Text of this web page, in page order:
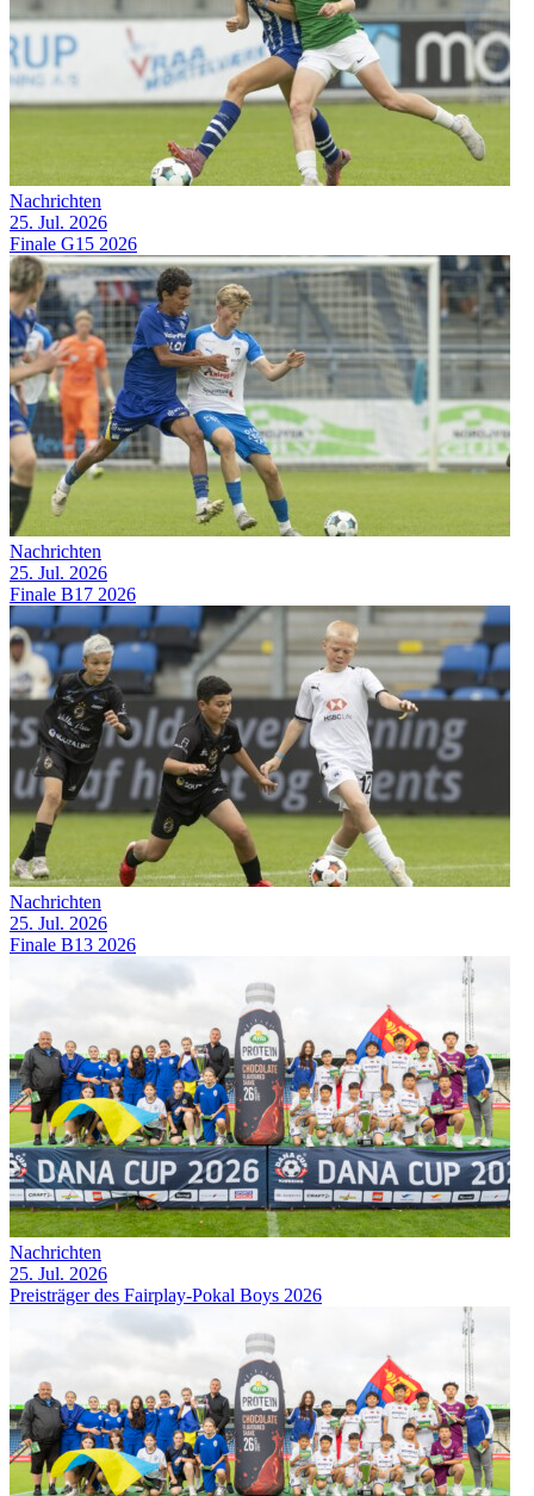
Nachrichten
25. Jul. 2026
Finale G15 2026
Nachrichten
25. Jul. 2026
Finale B17 2026
Nachrichten
25. Jul. 2026
Finale B13 2026
Nachrichten
25. Jul. 2026
Preisträger des Fairplay-Pokal Boys 2026